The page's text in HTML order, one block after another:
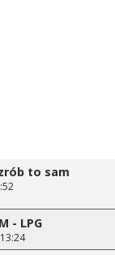
to sam
- LPG